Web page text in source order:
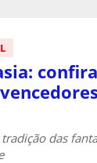
confira
das